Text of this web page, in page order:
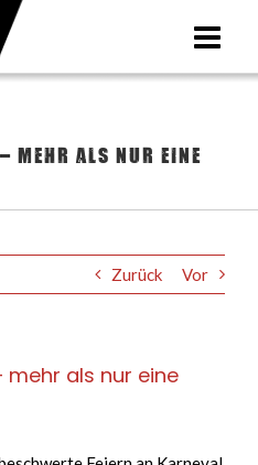
mehr als nur eine
Zurück Vor
mehr als nur eine